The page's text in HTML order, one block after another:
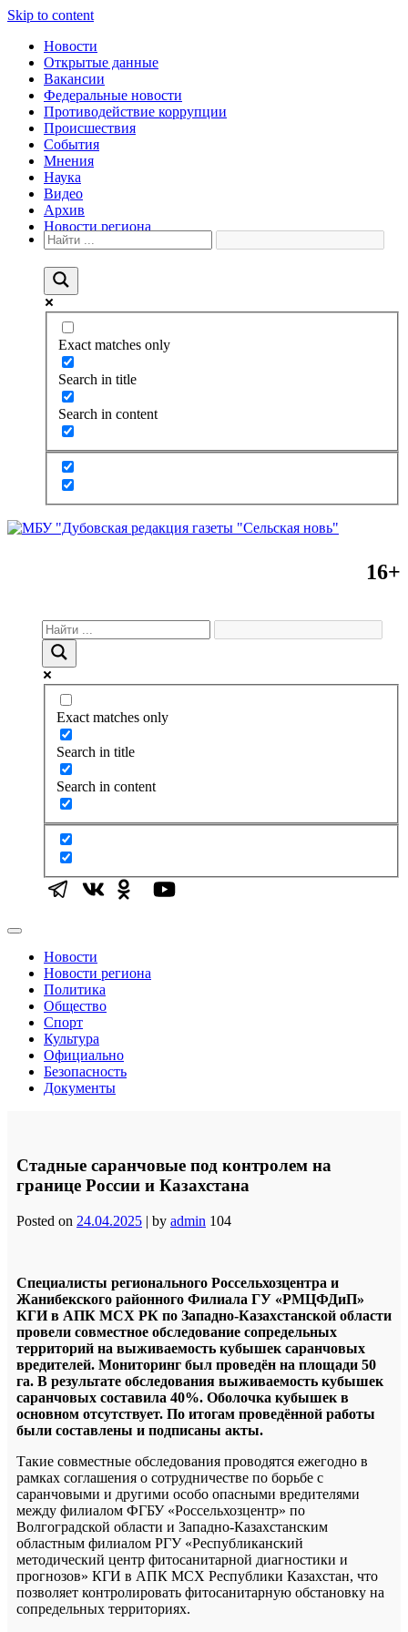
Skip to content
Новости
Открытые данные
Вакансии
Федеральные новости
Противодействие коррупции
Происшествия
События
Мнения
Наука
Видео
Архив
Новости региона
Exact matches only
Search in title
Search in content
16+
Exact matches only
Search in title
Search in content
Новости
Новости региона
Политика
Общество
Спорт
Культура
Официально
Безопасность
Документы
Стадные саранчовые под контролем на
границе России и Казахстана
Posted on 24.04.2025 | by admin 104
Специалисты регионального Россельхозцентра и
Жанибекского районного Филиала ГУ «РМЦФДиП»
КГИ в АПК МСХ РК по Западно-Казахстанской области
провели совместное обследование сопредельных
территорий на выживаемость кубышек саранчовых
вредителей. Мониторинг был проведён на площади 50
га. В результате обследования выживаемость кубышек
саранчовых составила 40%. Оболочка кубышек в
основном отсутствует. По итогам проведённой работы
были составлены и подписаны акты.
Такие совместные обследования проводятся ежегодно в
рамках соглашения о сотрудничестве по борьбе с
саранчовыми и другими особо опасными вредителями
между филиалом ФГБУ «Россельхозцентр» по
Волгоградской области и Западно-Казахстанским
областным филиалом РГУ «Республиканский
методический центр фитосанитарной диагностики и
прогнозов» КГИ в АПК МСХ Республики Казахстан, что
позволяет контролировать фитосанитарную обстановку на
сопредельных территориях.